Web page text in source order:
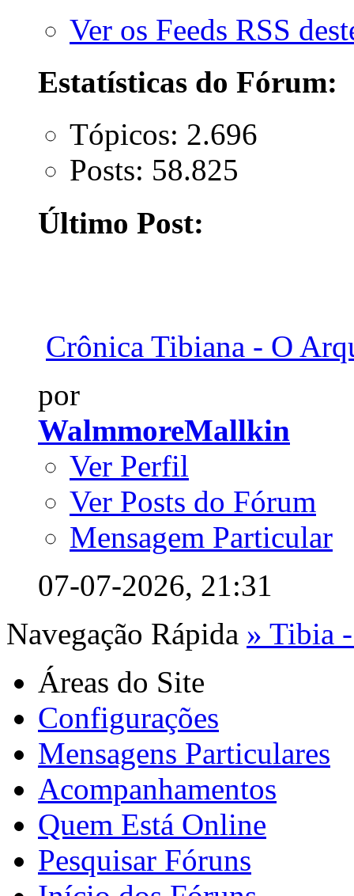
Ver os Feeds RSS
Estatísticas do Fórum:
Tópicos: 2.696
Posts: 58.825
Último Post:
Crônica Tibiana - O
por
WalmmoreMallkin
Ver Perfil
Ver Posts do Fórum
Mensagem Particular
07-07-2026, 21:31
Navegação Rápida » Tibia
Áreas do Site
Configurações
Mensagens Particulares
Acompanhamentos
Quem Está Online
Pesquisar Fóruns